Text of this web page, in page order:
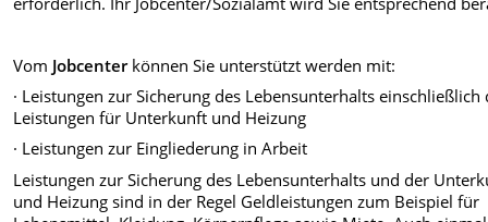
Vom Jobcenterkönnen Sie unterstützt werden mit:
· Leistungen zur Sicherung des Lebensunterhalts einschließlich
Leistungen für Unterkunft und Heizung
· Leistungen zur Eingliederung in Arbeit
Leistungen zur Sicherung des Lebensunterhalts und der
und Heizung sind in der Regel Geldleistungen zum Beispiel für